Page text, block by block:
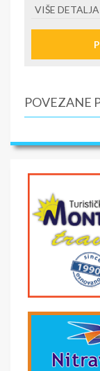
i nazvali je
mesto gde su
poznate ličnosti
perlu Kvarnera.
ka najvećem
mogućnost
kopna i mora”.
O veoma dugoj
grada svedoče
primetiti na
bila važan
Najslavniji
svakako
Areni su se
srednjem veku
VIŠE DETALJA
POVEZANE